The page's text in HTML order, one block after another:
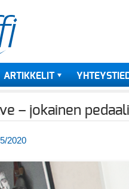
ARTIKKELIT
– jokainen
5/2020